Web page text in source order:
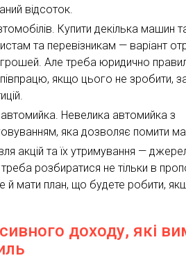
відсоток.
Купити декілька машин
та перевізникам — варіант
Але треба юридично
якщо цього не зробити,
Невелика автомийка з
яка дозволяє помити
акцій та їх утримування —
розбиратися не тільки в
й мати план, що будете робити,
доходу, які